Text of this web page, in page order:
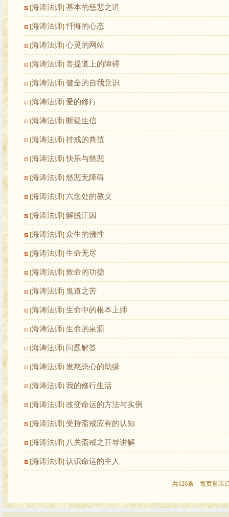
[海涛法师] 基本的慈悲之道
[海涛法师]忏悔的心态
[海涛法师] 心灵的网站
[海涛法师] 菩提道上的障碍
[海涛法师] 健全的自我意识
[海涛法师] 爱的修行
[海涛法师] 断疑生信
[海涛法师] 持戒的典范
[海涛法师]快乐与慈悲
[海涛法师] 慈悲无障碍
[海涛法师] 六念处的教义
[海涛法师] 解脱正因
[海涛法师] 众生的佛性
[海涛法师] 生命无尽
[海涛法师] 救命的功德
[海涛法师] 鬼道之苦
[海涛法师] 生命中的根本上师
[海涛法师] 生命的泉源
[海涛法师] 问题解答
[海涛法师] 发慈悲心的助缘
[海涛法师] 我的修行生活
[海涛法师] 改变命运的方法与实例
[海涛法师] 受持斋戒应有的认知
[海涛法师] 八关斋戒之开导讲解
[海涛法师] 认识命运的主人
共126条 每页显示